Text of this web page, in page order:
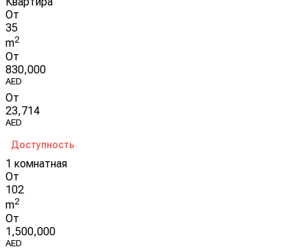
От
35
m2
От
830,000
AED
От
23,714
AED
Доступность
1 комнатная
От
102
m2
От
1,500,000
AED